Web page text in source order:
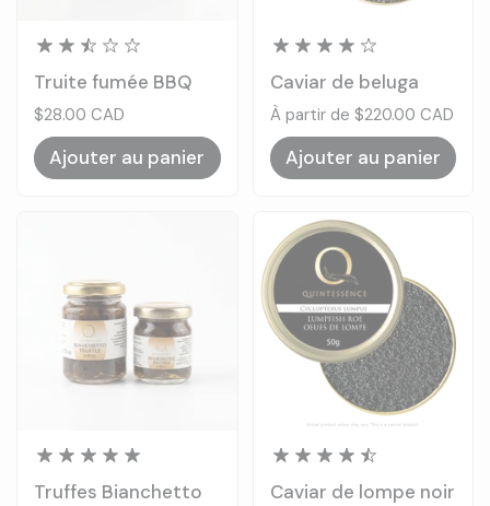
Truite fumée BBQ
Prix:
$28.00 CAD
Ajouter au panier
Caviar de beluga
Prix:
À partir de $220.00 CAD
Ajouter au panier
Truffes Bianchetto Caviar de lompe noir